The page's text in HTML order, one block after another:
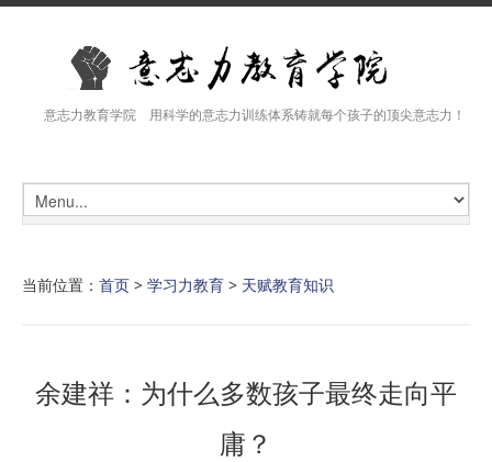
意志力教育学院 用科学的意志力训练体系铸就每个孩子的顶尖意志力！
当前位置： 首页 > 学习力教育 > 天赋教育知识
余建祥：为什么多数孩子最终走向平
庸？